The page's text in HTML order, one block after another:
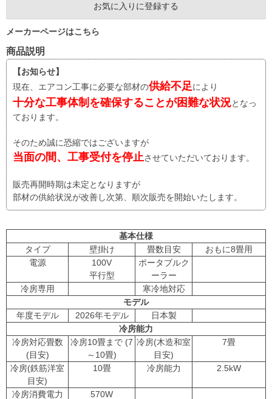
お気に入りに登録する
メーカーページはこちら
商品説明
【お知らせ】
現在、エアコン工事に必要な部材の供給不足により
十分な工事体制を確保することが困難な状況となっ
ております。
そのため誠に恐縮ではございますが
当面の間、工事受付を停止させていただいております。
販売再開時期は未定となりますが
部材の供給状況が改善し次第、順次販売を開始いたします。
基本仕様
タイプ
壁掛け 畳数目安
おもに8畳用
電源
100V
平行型
ポータブルク
ーラー
冷房専用
寒冷地対応
モデル
年度モデル
2026年モデル
日本製
冷房能力
冷房対応畳数
(目安)
冷房10畳まで (7
～10畳)
冷房(木造和室
目安)
7畳
冷房(鉄筋洋室
目安)
10畳 冷房能力 2.5kW
冷房消費電力 570W